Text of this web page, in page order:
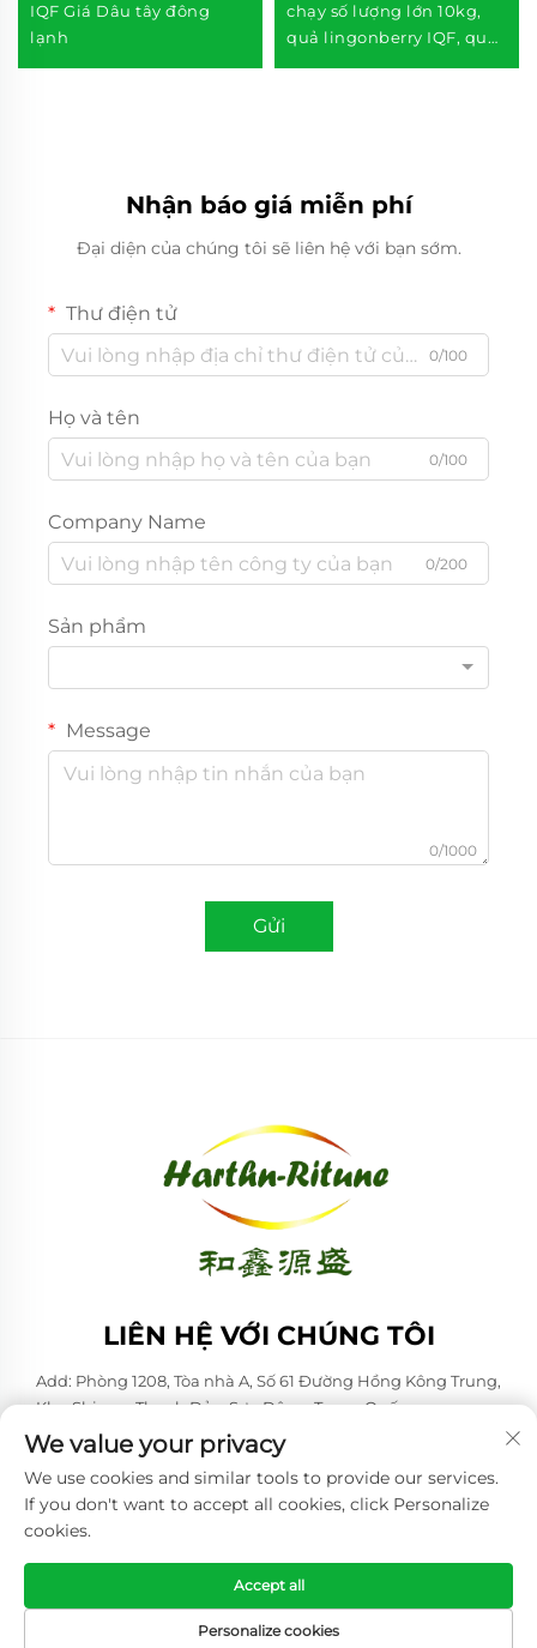
IQF Giá Dâu tây đông
lạnh
chạy số lượng lớn 10kg,
quả lingonberry IQF, quả
mọng đông lạnh
Nhận báo giá miễn phí
Đại diện của chúng tôi sẽ liên hệ với bạn sớm.
Thư điện tử
0/100
Họ và tên
0/100
Company Name
0/200
Sản phẩm
Message
0/1000
Gửi
LIÊN HỆ VỚI CHÚNG TÔI
Add: Phòng 1208, Tòa nhà A, Số 61 Đường Hồng Kông Trung,
Khu Shinan, Thanh Đảo, Sơn Đông, Trung Quốc
ĐT:+86-53285879528
Email: [email protected]
Bản quyền © 2026 Qingdao Harthn-ritune Corp., Ltd. Mọi quyền
được bảo lưu. -Chính sách bảo mật
We value your privacy
We use cookies and similar tools to provide our services.
If you don't want to accept all cookies, click Personalize
cookies.
Personalize cookies
Accept all